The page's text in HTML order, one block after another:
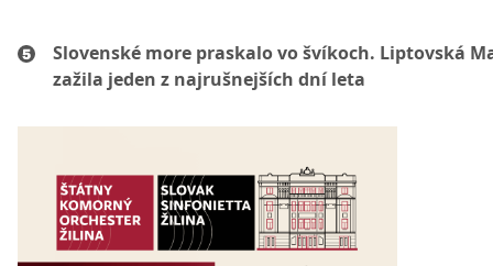
Slovenské more praskalo vo švíkoch. Liptovská
zažila jeden z najrušnejších dní leta